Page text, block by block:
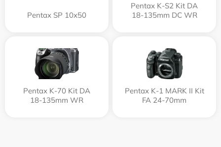
Pentax SP 10x50
Pentax K-S2 Kit DA
18-135mm DC WR
Pentax K-70 Kit DA
18-135mm WR
Pentax K-1 MARK II Kit
FA 24-70mm